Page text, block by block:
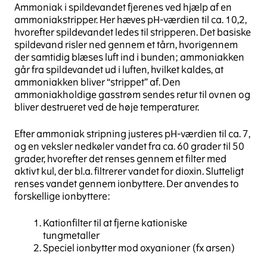
Ammoniak i spildevandet fjerenes ved hjælp af en
ammoniakstripper. Her hæves pH-værdien til ca. 10,2,
hvorefter spildevandet ledes til stripperen. Det basiske
spildevand risler ned gennem et tårn, hvorigennem
der samtidig blæses luft ind i bunden; ammoniakken
går fra spildevandet ud i luften, hvilket kaldes, at
ammoniakken bliver “strippet” af. Den
ammoniakholdige gasstrøm sendes retur til ovnen og
bliver destrueret ved de høje temperaturer.
Efter ammoniak stripning justeres pH-værdien til ca. 7,
og en veksler nedkøler vandet fra ca. 60 grader til 50
grader, hvorefter det renses gennem et filter med
aktivt kul, der bl.a. filtrerer vandet for dioxin. Slutteligt
renses vandet gennem ionbyttere. Der anvendes to
forskellige ionbyttere:
Kationfilter til at fjerne kationiske
tungmetaller
Speciel ionbytter mod oxyanioner (fx arsen)